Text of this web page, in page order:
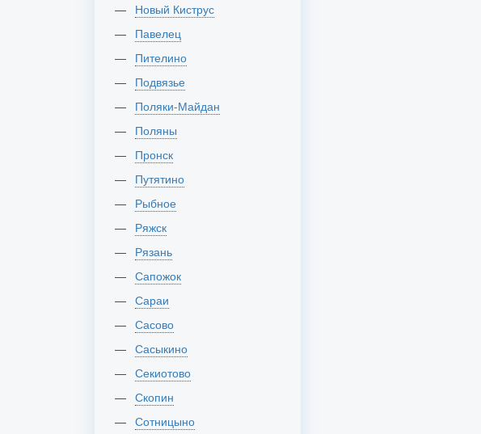
Новый Киструс
Павелец
Пителино
Подвязье
Поляки-Майдан
Поляны
Пронск
Путятино
Рыбное
Ряжск
Рязань
Сапожок
Сараи
Сасово
Сасыкино
Секиотово
Скопин
Сотницыно